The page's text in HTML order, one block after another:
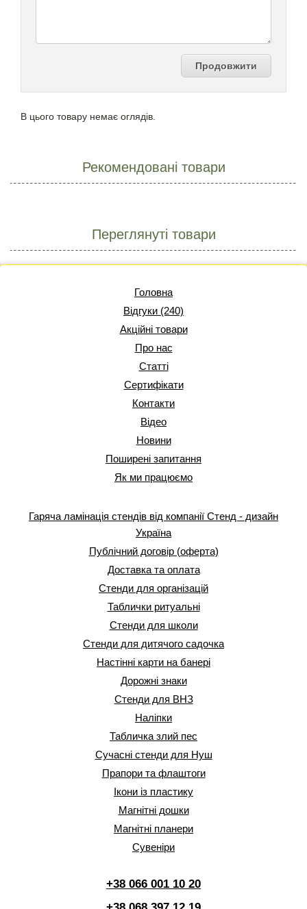
Продовжити
В цього товару немає оглядів.
Рекомендовані товари
Переглянуті товари
Головна
Відгуки (240)
Акційні товари
Про нас
Статті
Сертифікати
Контакти
Відео
Новини
Поширені запитання
Як ми працюємо
Гаряча ламінація стендів від компанії Стенд - дизайн
Україна
Публічний договір (оферта)
Доставка та оплата
Стенди для організацій
Таблички ритуальні
Стенди для школи
Стенди для дитячого садочка
Настінні карти на банері
Дорожні знаки
Стенди для ВНЗ
Наліпки
Табличка злий пес
Сучасні стенди для Нуш
Прапори та флаштоги
Ікони із пластику
Магнітні дошки
Магнітні планери
Сувеніри
+38 066 001 10 20